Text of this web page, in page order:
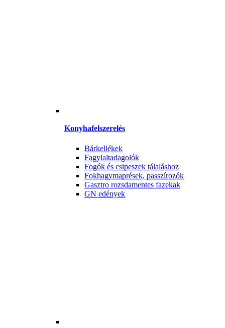
Konyhafelszerelés
Bárkellékek
Fagylaltadagolók
Fogók és csipeszek tálaláshoz
Fokhagymaprések, passzírozók
Gasztro rozsdamentes fazekak
GN edények